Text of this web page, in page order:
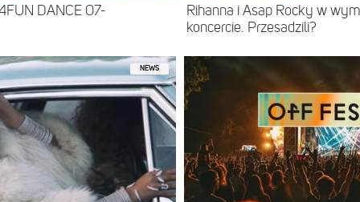
DANCE 07-
Rihanna i Asap Rocky w
koncercie. Przesadzili?
NEWS